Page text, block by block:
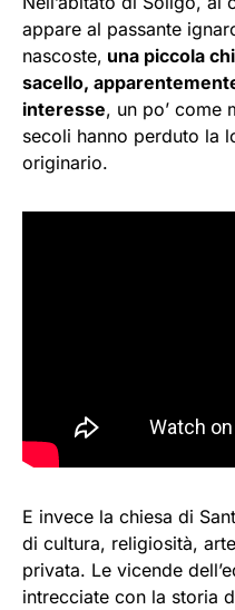
appare al passante
nascoste, una piccola
sacello,
interesse, un po’ come
secoli hanno perduto la
originario.
E invece la chiesa di
di cultura, religiosità,
privata. Le vicende
intrecciate con la storia